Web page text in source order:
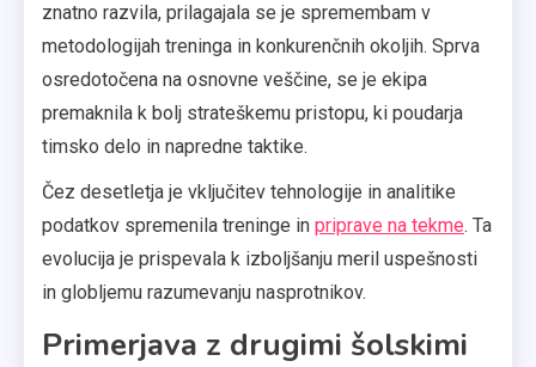
znatno razvila, prilagajala se je spremembam v
metodologijah treninga in konkurenčnih okoljih. Sprva
osredotočena na osnovne veščine, se je ekipa
premaknila k bolj strateškemu pristopu, ki poudarja
timsko delo in napredne taktike.
Čez desetletja je vključitev tehnologije in analitike
podatkov spremenila treninge in priprave na tekme. Ta
evolucija je prispevala k izboljšanju meril uspešnosti
in globljemu razumevanju nasprotnikov.
Primerjava z drugimi šolskimi